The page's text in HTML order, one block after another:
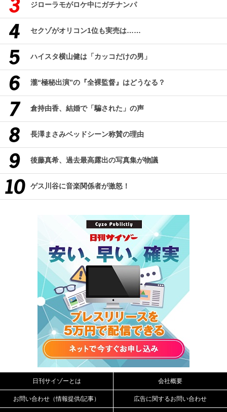
ジローラモがロケ中にガチナンパ
セクゾがオリコン1位も実売は……
ハイスタ横山健は「カッコだけの男」
瀧“極秘出演”の『全裸監督』はどうなる？
倉持由香、結婚で「騙された」の声
長澤まさみベッドシーン称賛の理由
後藤真希、過去最高露出の写真集が物議
ゲス川谷に音楽関係者が激怒！
日刊サイゾーとは 会社概要
お問い合わせ（情報提供/記事） 広告に関するお問い合わせ